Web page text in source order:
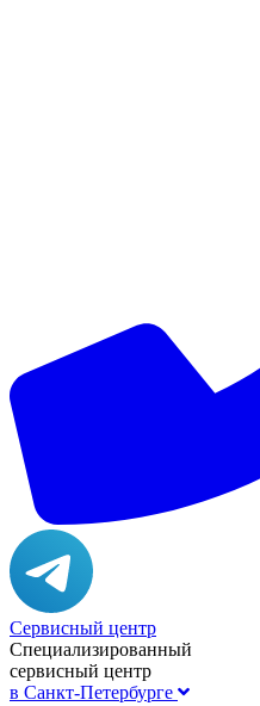
Сервисный центр
Специализированный
сервисный центр
в Санкт-Петербурге